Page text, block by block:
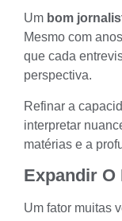
Um bom
Mesmo com
que cada
perspectiva.
Refinar a
interpretar
matérias e a
Expandir
Um fator muitas